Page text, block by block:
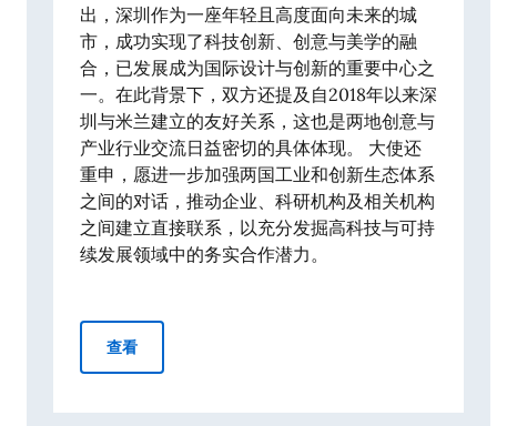
出，深圳作为一座年轻且高度面向未来的城
市，成功实现了科技创新、创意与美学的融
合，已发展成为国际设计与创新的重要中心之
一。在此背景下，双方还提及自2018年以来深
圳与米兰建立的友好关系，这也是两地创意与
产业行业交流日益密切的具体体现。 大使还
重申，愿进一步加强两国工业和创新生态体系
之间的对话，推动企业、科研机构及相关机构
之间建立直接联系，以充分发掘高科技与可持
续发展领域中的务实合作潜力。
查看意大利驻华大使安博思会见深圳市委书记